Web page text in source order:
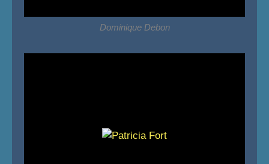
Dominique Debon